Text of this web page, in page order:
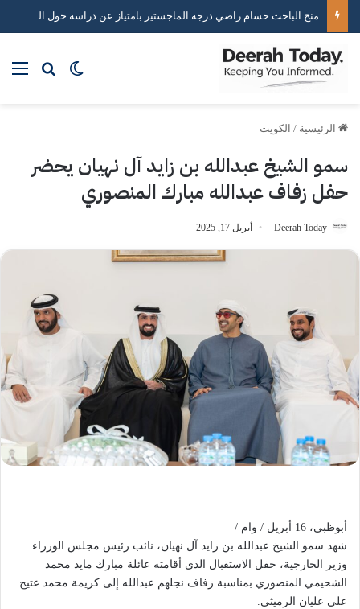
بحثالوضع
الرئيسية / الكويت
سمو الشيخ عبدالله بن زايد آل نهيان يحضر
حفل زفاف عبدالله مبارك المنصوري
Deerah Today أبريل 17, 2025
أبوظبي، 16 أبريل / وام /
شهد سمو الشيخ عبدالله بن زايد آل نهيان، نائب رئيس مجلس الوزراء
وزير الخارجية، حفل الاستقبال الذي أقامته عائلة مبارك مايد محمد
الشحيمي المنصوري بمناسبة زفاف نجلهم عبدالله إلى كريمة محمد عتيج
علي عليان الرميثي.